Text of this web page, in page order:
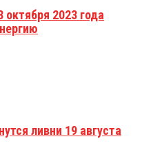
октября 2023 года
ливни 19 августа